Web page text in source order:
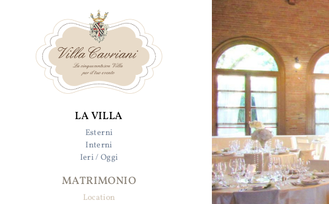
LA VILLA
Esterni
Interni
Ieri / Oggi
MATRIMONIO
Location